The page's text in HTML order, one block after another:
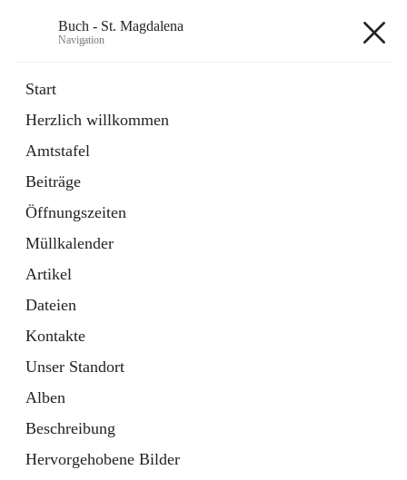
Buch - St. Magdalena
Navigation
Start
Herzlich willkommen
Amtstafel
Beiträge
Öffnungszeiten
Müllkalender
Artikel
Dateien
Kontakte
Unser Standort
Alben
Beschreibung
Hervorgehobene Bilder
11 Schnellzugriffe
Bürgerservice
10 Schnellzugriffe